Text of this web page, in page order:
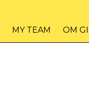
MY TEAM OM